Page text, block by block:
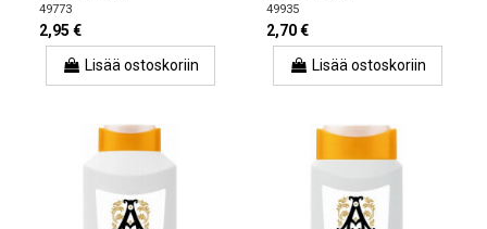
49773
2,95 €
Lisää ostoskoriin
49935
2,70 €
Lisää ostoskoriin